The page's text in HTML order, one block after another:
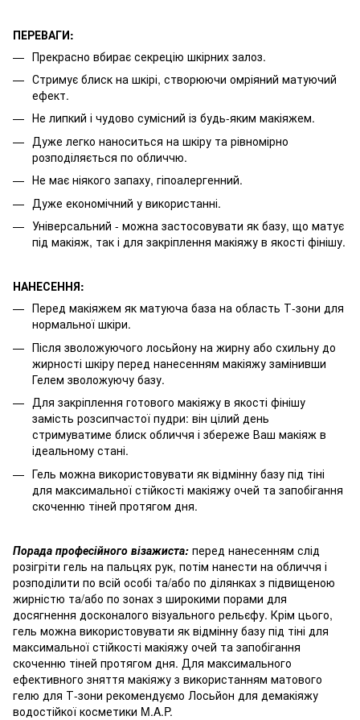
ПЕРЕВАГИ:
Прекрасно вбирає секрецію шкірних залоз.
Стримує блиск на шкірі, створюючи омріяний матуючий
ефект.
Не липкий і чудово сумісний із будь-яким макіяжем.
Дуже легко наноситься на шкіру та рівномірно
розподіляється по обличчю.
Не має ніякого запаху, гіпоалергенний.
Дуже економічний у використанні.
Універсальний - можна застосовувати як базу, що матує
під макіяж, так і для закріплення макіяжу в якості фінішу.
НАНЕСЕННЯ:
Перед макіяжем як матуюча база на область Т-зони для
нормальної шкіри.
Після зволожуючого лосьйону на жирну або схильну до
жирності шкіру перед нанесенням макіяжу замінивши
Гелем зволожуючу базу.
Для закріплення готового макіяжу в якості фінішу
замість розсипчастої пудри: він цілий день
стримуватиме блиск обличчя і збереже Ваш макіяж в
ідеальному стані.
Гель можна використовувати як відмінну базу під тіні
для максимальної стійкості макіяжу очей та запобігання
скоченню тіней протягом дня.
Порада професійного візажиста: перед нанесенням слід
розігріти гель на пальцях рук, потім нанести на обличчя і
розподілити по всій особі та/або по ділянках з підвищеною
жирністю та/або по зонах з широкими порами для
досягнення досконалого візуального рельєфу. Крім цього,
гель можна використовувати як відмінну базу під тіні для
максимальної стійкості макіяжу очей та запобігання
скоченню тіней протягом дня. Для максимального
ефективного зняття макіяжу з використанням матового
гелю для Т-зони рекомендуємо Лосьйон для демакіяжу
водостійкої косметики M.A.P.